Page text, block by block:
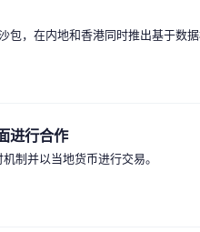
，在内地和香港同时推出基于数
进行合作
制并以当地货币进行交易。